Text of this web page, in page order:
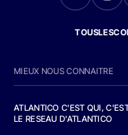
MIEUX NOUS CONNAITRE
ATLANTICO C'EST QUI,
LE RESEAU D'ATLANTICO